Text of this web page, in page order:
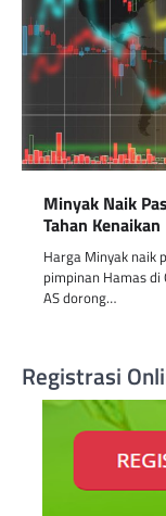
Minyak Naik
Tahan Kenaikan
Harga Minyak naik
pimpinan Hamas
AS dorong…
Registrasi